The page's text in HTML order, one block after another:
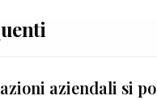
aziendali si